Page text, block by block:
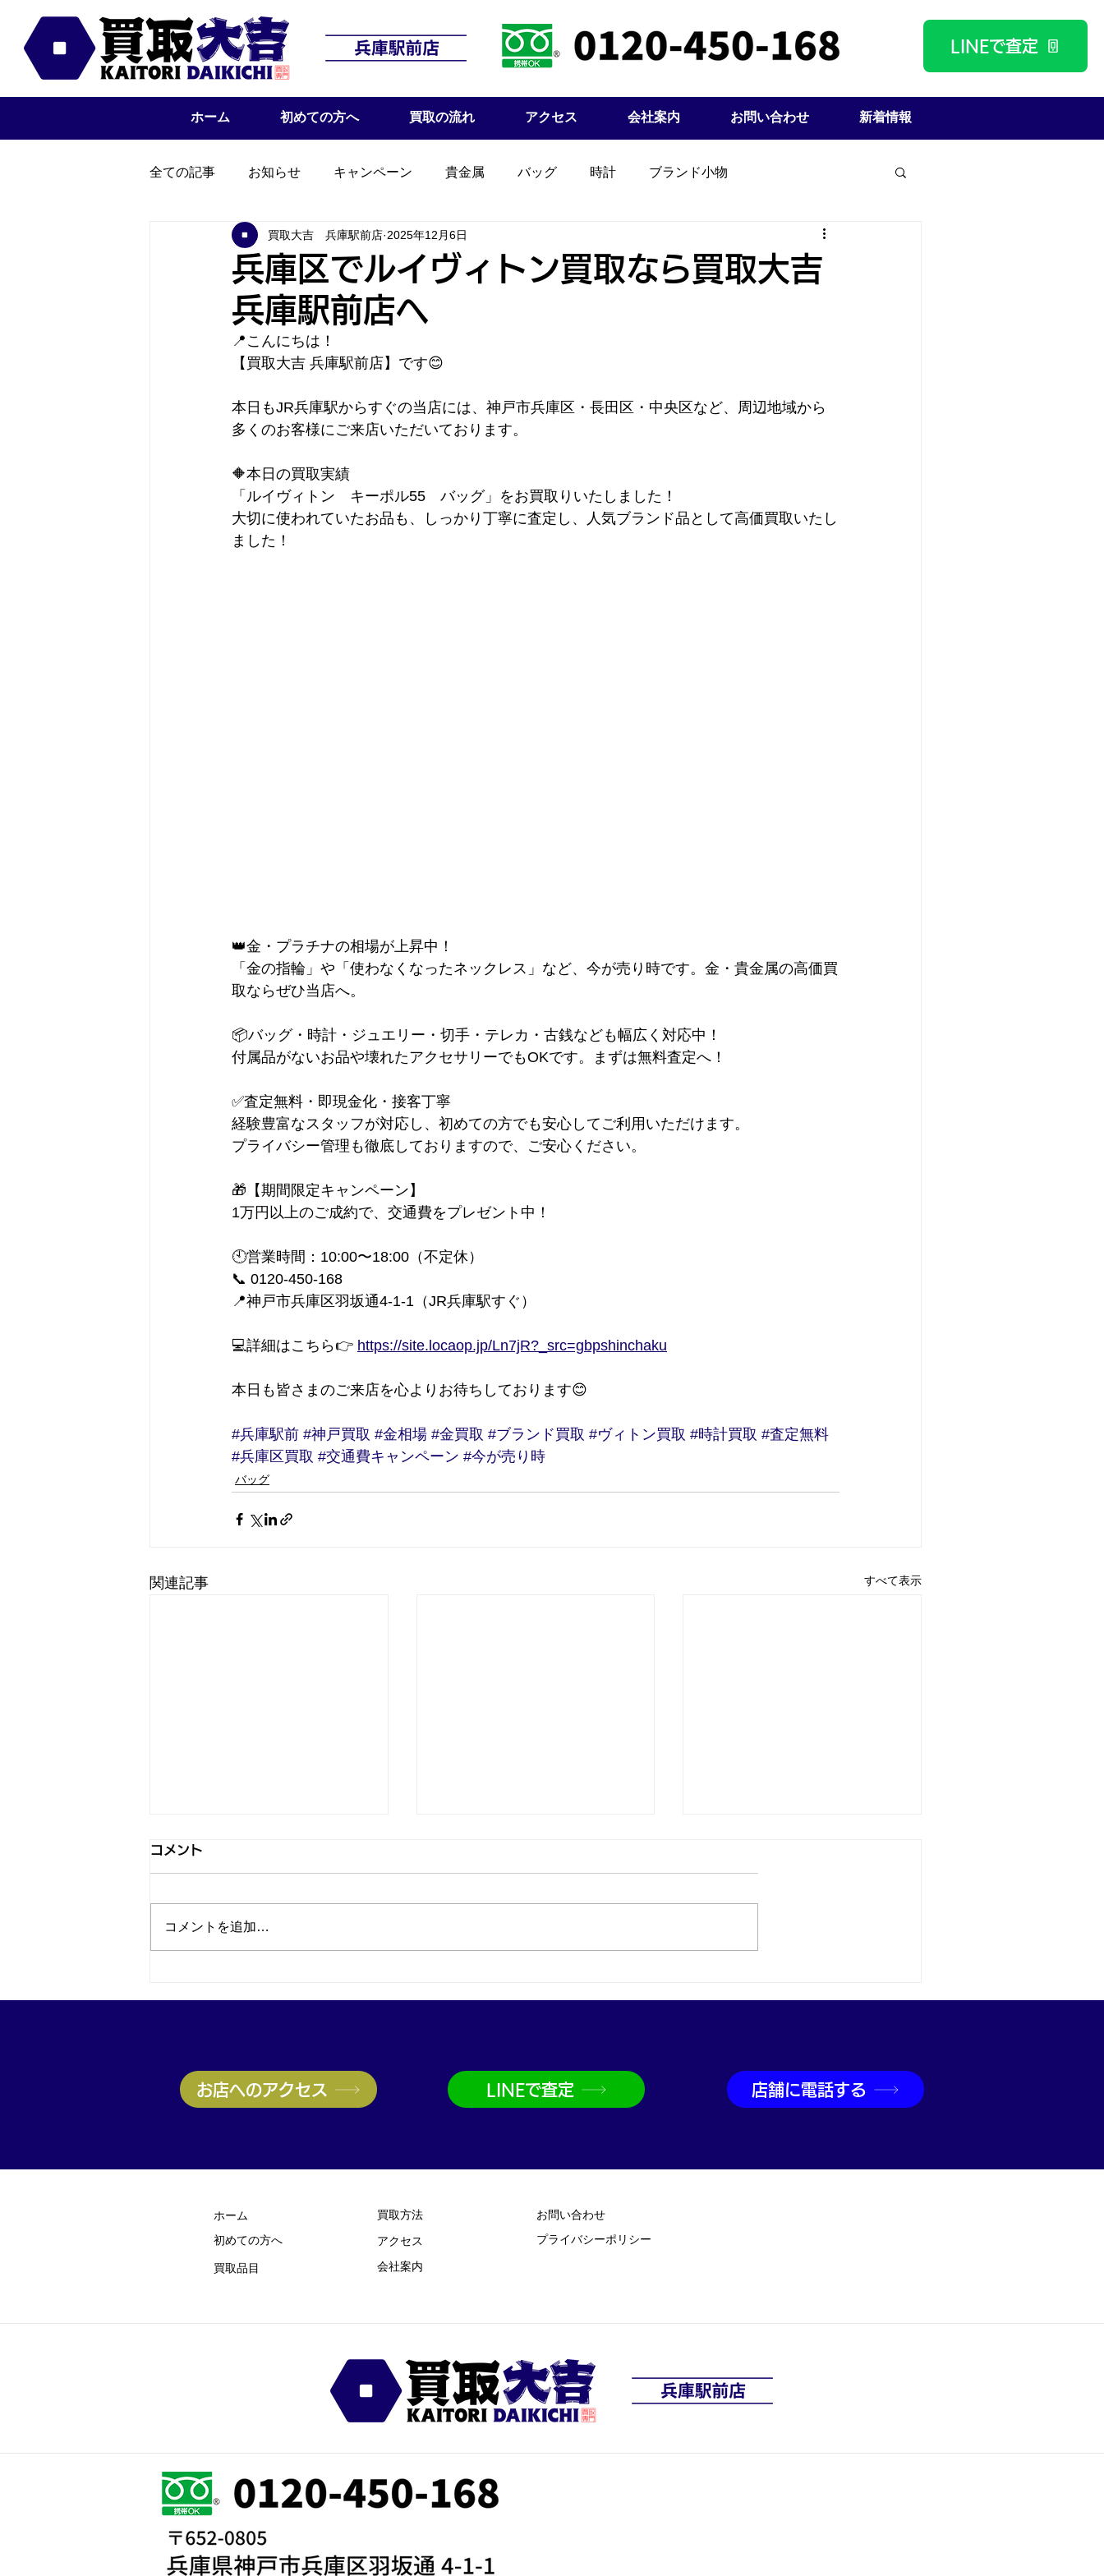
LINEで査定
ホーム 初めての方へ 買取の流れ アクセス 会社案内 お問い合わせ 新着情報
全ての記事 お知らせ キャンペーン 貴金属 バッグ 時計 ブランド小物
兵庫区でルイヴィトン買取なら買取大吉
兵庫駅前店へ
買取大吉 兵庫駅前店 2025年12月6日
📍こんにちは！
【買取大吉 兵庫駅前店】です😊
本日もJR兵庫駅からすぐの当店には、神戸市兵庫区・長田区・中央区など、周辺地域から
多くのお客様にご来店いただいております。
🔶本日の買取実績
「ルイヴィトン　キーポル55　バッグ」をお買取りいたしました！
大切に使われていたお品も、しっかり丁寧に査定し、人気ブランド品として高価買取いたし
ました！
👑金・プラチナの相場が上昇中！
「金の指輪」や「使わなくなったネックレス」など、今が売り時です。金・貴金属の高価買
取ならぜひ当店へ。
📦バッグ・時計・ジュエリー・切手・テレカ・古銭なども幅広く対応中！
付属品がないお品や壊れたアクセサリーでもOKです。まずは無料査定へ！
✅査定無料・即現金化・接客丁寧
経験豊富なスタッフが対応し、初めての方でも安心してご利用いただけます。
プライバシー管理も徹底しておりますので、ご安心ください。
🎁【期間限定キャンペーン】
1万円以上のご成約で、交通費をプレゼント中！
🕙営業時間：10:00〜18:00（不定休）
📞 0120-450-168
📍神戸市兵庫区羽坂通4-1-1（JR兵庫駅すぐ）
💻詳細はこちら👉 https://site.locaop.jp/Ln7jR?_src=gbpshinchaku
本日も皆さまのご来店を心よりお待ちしております😊
#兵庫駅前 #神戸買取 #金相場 #金買取 #ブランド買取 #ヴィトン買取 #時計買取 #査定無料
#兵庫区買取 #交通費キャンペーン #今が売り時
バッグ
関連記事 すべて表示
コメント
コメントを追加…
お店へのアクセス LINEで査定 店舗に電話する
ホーム
初めての方​へ
買取品目
買取方法
​アクセス
お問い合わせ
プライバシーポリシー
​会社案内